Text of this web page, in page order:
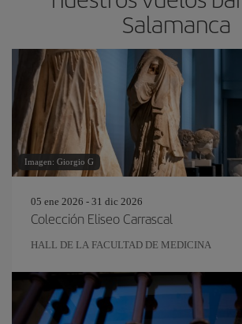
Salamanca
Imagen: Giorgio G
05 ene 2026 - 31 dic 2026
Colección Eliseo Carrascal
HALL DE LA FACULTAD DE MEDICINA